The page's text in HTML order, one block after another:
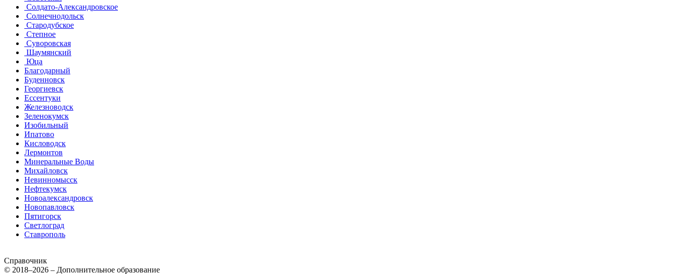
Солдато-Александровское
Солнечнодольск
Стародубское
Степное
Суворовская
Шаумянский
Юца
Благодарный
Буденновск
Георгиевск
Ессентуки
Железноводск
Зеленокумск
Изобильный
Ипатово
Кисловодск
Лермонтов
Минеральные Воды
Михайловск
Невинномысск
Нефтекумск
Новоалександровск
Новопавловск
Пятигорск
Светлоград
Ставрополь
Справочник
© 2018–2026 – Дополнительное образование